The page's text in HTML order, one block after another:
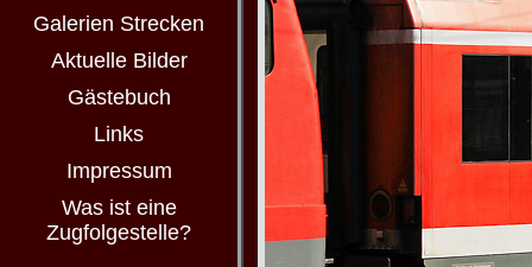
Galerien Strecken
Aktuelle Bilder
Gästebuch
Links
Impressum
Was ist eine
Zugfolgestelle?